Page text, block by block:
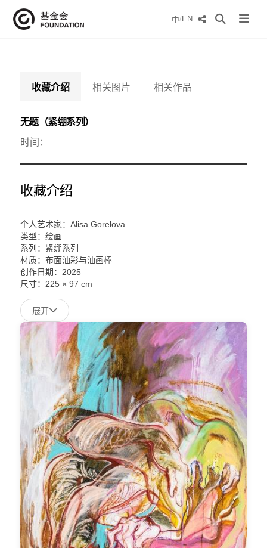
中/EN
收藏介绍 相关图片 相关作品
无题（紧绷系列）
时间：
收藏介绍
个人艺术家：Alisa Gorelova
类型：绘画
系列：紧绷系列
材质：布面油彩与油画棒
创作日期：2025
尺寸： 225 × 97 cm
展开